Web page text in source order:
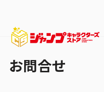
お問合せ